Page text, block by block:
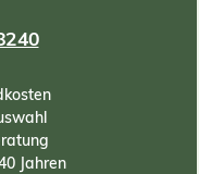
Jahren